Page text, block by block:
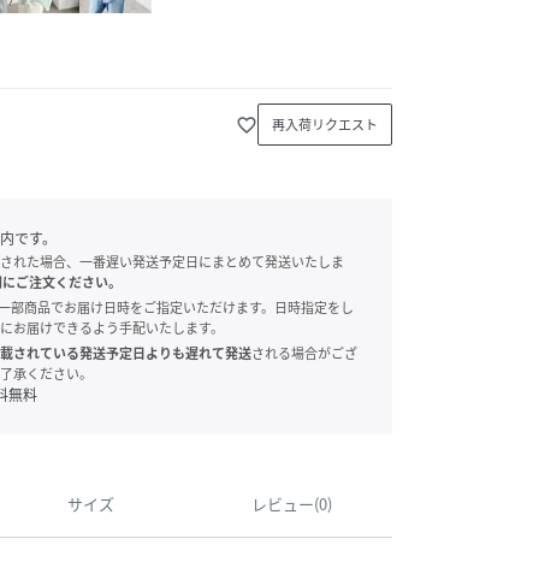
favorite_border 再入荷リクエスト
です。
れた場合、一番遅い発送予定日にまとめて発送いたしま
ご注文ください。
商品でお届け日時をご指定いただけます。日時指定をし
お届けできるよう手配いたします。
されている発送予定日よりも遅れて発送される場合がござ
承ください。
無料
サイズ レビュー(0)